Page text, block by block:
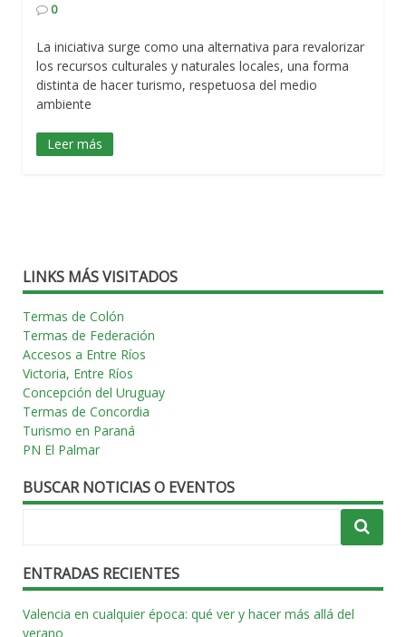
0
La iniciativa surge como una alternativa para revalorizar
los recursos culturales y naturales locales, una forma
distinta de hacer turismo, respetuosa del medio
ambiente
Leer más
LINKS MÁS VISITADOS
Termas de Colón
Termas de Federación
Accesos a Entre Ríos
Victoria, Entre Ríos
Concepción del Uruguay
Termas de Concordia
Turismo en Paraná
PN El Palmar
BUSCAR NOTICIAS O EVENTOS
ENTRADAS RECIENTES
Valencia en cualquier época: qué ver y hacer más allá del
verano